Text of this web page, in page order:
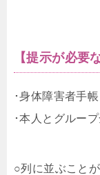
【提示が必要
･身体障害者手
･本人とグルー
○列に並ぶこと